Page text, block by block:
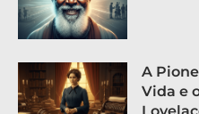
A
Vida e